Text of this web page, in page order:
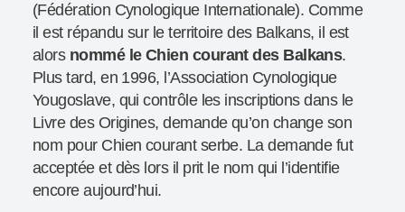
(Fédération Cynologique Internationale). Comme
il est répandu sur le territoire des Balkans, il est
alors nommé le Chien courant des Balkans.
Plus tard, en 1996, l’Association Cynologique
Yougoslave, qui contrôle les inscriptions dans le
Livre des Origines, demande qu’on change son
nom pour Chien courant serbe. La demande fut
acceptée et dès lors il prit le nom qui l’identifie
encore aujourd’hui.